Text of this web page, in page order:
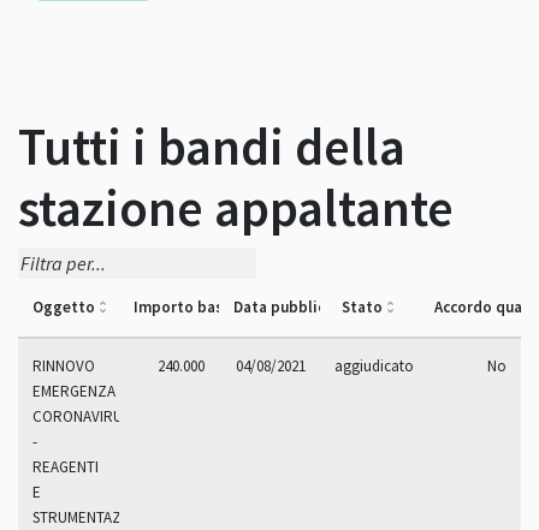
Tutti i bandi della
stazione appaltante
Oggetto Importo base astaData pubblicazione
Stato Accordo
RINNOVO
EMERGENZA
CORONAVIRUS
-
REAGENTI
E
STRUMENTAZIONI
240.000 04/08/2021 aggiudicato No